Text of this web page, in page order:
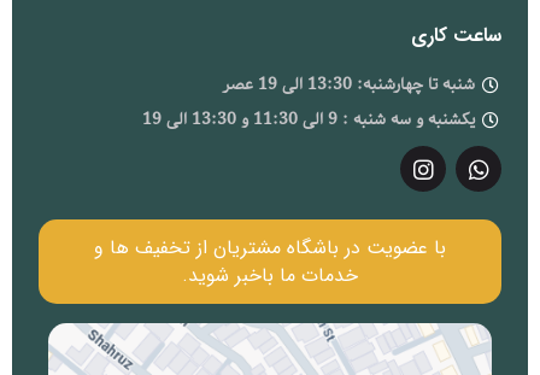
ساعت کاری
شنبه تا چهارشنبه: 13:30 الی 19 عصر
یکشنبه و سه شنبه : 9 الی 11:30 و 13:30 الی 19
با عضویت در باشگاه مشتریان از تخفیف ها و
خدمات ما باخبر شوید.